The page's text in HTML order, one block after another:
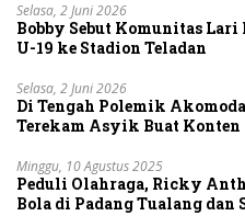
Selasa, 2 Juni 2026
Bobby Sebut Komunitas
U-19 ke Stadion Teladan
Selasa, 2 Juni 2026
Di Tengah Polemik
Terekam Asyik Buat Konten
Minggu, 10 Agustus 2025
Peduli Olahraga, Ricky
Bola di Padang Tualang dan